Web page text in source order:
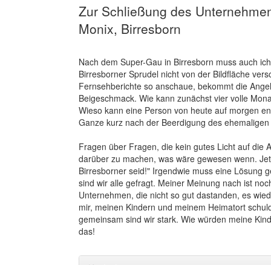
Zur Schließung des
Monix, Birresborn
Nach dem Super-Gau in Birresborn muss auch
Birresborner Sprudel nicht von der Bildfläche
Fernsehberichte so anschaue, bekommt die
Beigeschmack. Wie kann zunächst vier volle
Wieso kann eine Person von heute auf morgen
Ganze kurz nach der Beerdigung des
Fragen über Fragen, die kein gutes Licht auf die
darüber zu machen, was wäre gewesen wenn.
Birresborner seid!" Irgendwie muss eine Lösung
sind wir alle gefragt. Meiner Meinung nach ist
Unternehmen, die nicht so gut dastanden, es
mir, meinen Kindern und meinem Heimatort
gemeinsam sind wir stark. Wie würden meine
das!